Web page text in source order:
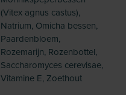
(Vitex agnus castus),
Natrium, Omicha bessen,
Paardenbloem,
Rozemarijn, Rozenbottel,
Saccharomyces cerevisae,
Vitamine E, Zoethout